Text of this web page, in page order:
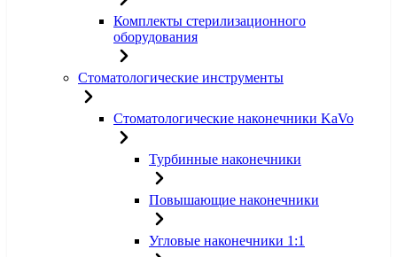
Комплекты стерилизационного
оборудования
Стоматологические инструменты
Стоматологические наконечники KaVo
Турбинные наконечники
Повышающие наконечники
Угловые наконечники 1:1